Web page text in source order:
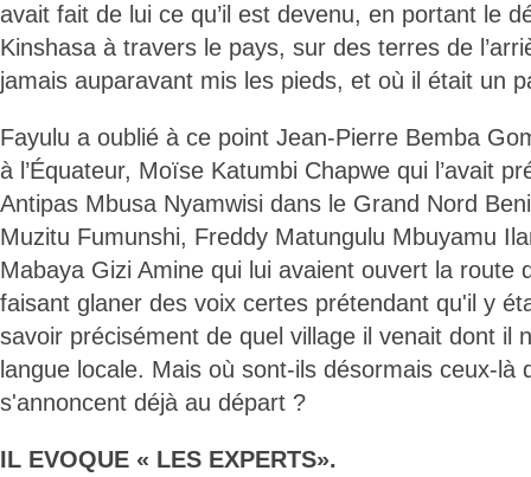
avait fait de lui ce qu’il est devenu, en portant le
Kinshasa à travers le pays, sur des terres de
jamais auparavant mis les pieds, et où il était un
Fayulu a oublié à ce point Jean-Pierre Bemba
à l’Équateur, Moïse Katumbi Chapwe qui l’avait
Antipas Mbusa Nyamwisi dans le Grand Nord
Muzitu Fumunshi, Freddy Matungulu Mbuyamu
Mabaya Gizi Amine qui lui avaient ouvert la route
faisant glaner des voix certes prétendant qu'il y
savoir précisément de quel village il venait dont il
langue locale. Mais où sont-ils désormais ceux-là
s'annoncent déjà au départ ?
IL EVOQUE « LES EXPERTS».